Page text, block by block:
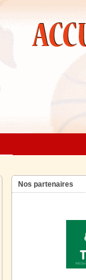
Nos partenaires